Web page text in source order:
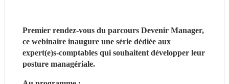
Premier rendez-vous du parcours Devenir Manager,
ce webinaire inaugure une série dédiée aux
expert(e)s-comptables qui souhaitent développer leur
posture managériale.